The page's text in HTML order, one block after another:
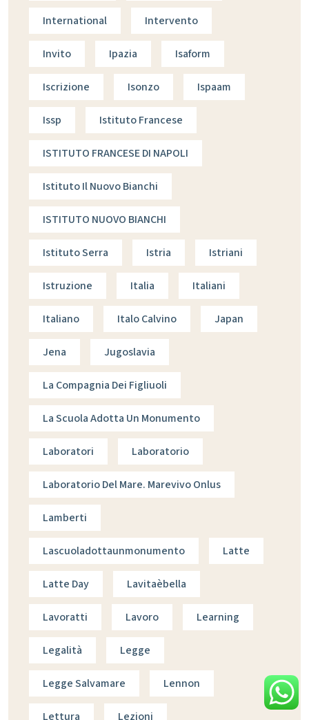
International Intervento
Invito Ipazia Isaform
Iscrizione Isonzo Ispaam
Issp Istituto Francese
ISTITUTO FRANCESE DI NAPOLI
Istituto Il Nuovo Bianchi
ISTITUTO NUOVO BIANCHI
Istituto Serra Istria Istriani
Istruzione Italia Italiani
Italiano Italo Calvino Japan
Jena Jugoslavia
La Compagnia Dei Figliuoli
La Scuola Adotta Un Monumento
Laboratori Laboratorio
Laboratorio Del Mare. Marevivo Onlus
Lamberti
Lascuoladottaunmonumento Latte
Latte Day Lavitaèbella
Lavoratti Lavoro Learning
Legalità Legge
Legge Salvamare Lennon
Lettura Lezioni